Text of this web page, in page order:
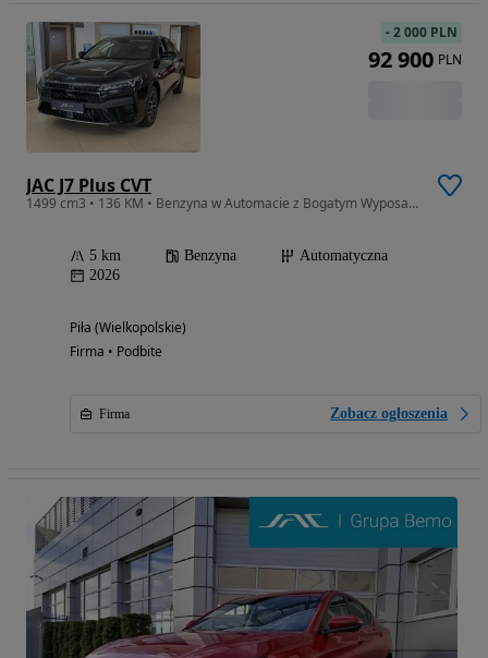
JAC J7 Plus CVT
1499 cm3 • 136 KM • Benzyna w Automacie z Bogatym Wyposażeniem
5 km Benzyna
Automatyczna
2026
Piła (Wielkopolskie)
Firma • Podbite
Firma Zobacz ogłoszenia
-2 000 PLN
92 900 PLN